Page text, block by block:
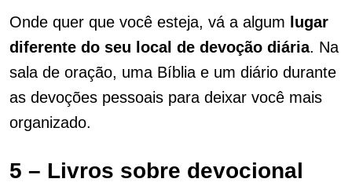
Onde quer que você esteja, vá a algum
lugar
diferente do seu local de devoção diária. Na
sala de oração, uma Bíblia e um diário durante
as devoções pessoais para deixar você mais
organizado.
5 – Livros sobre devocional